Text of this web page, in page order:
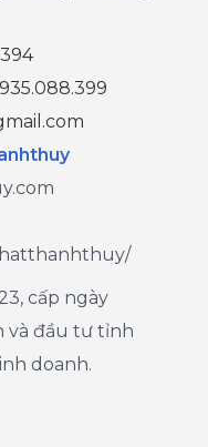
cấp ngày
và đầu tư tỉnh
doanh.